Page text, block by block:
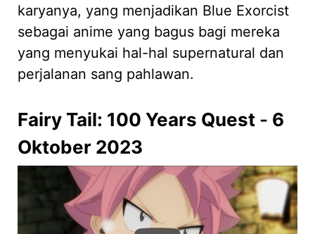
karyanya, yang menjadikan Blue Exorcist
sebagai anime yang bagus bagi mereka
yang menyukai hal-hal supernatural dan
perjalanan sang pahlawan.
Fairy Tail: 100 Years Quest - 6
Oktober 2023